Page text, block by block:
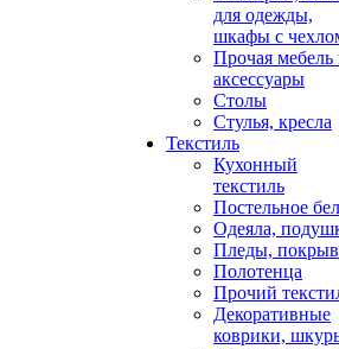
для одежды,
шкафы с
Прочая мебель
аксессуары
Столы
Стулья, кресла
Текстиль
Кухонный
текстиль
Постельное
Одеяла,
Пледы,
Полотенца
Прочий
Декоративные
коврики,